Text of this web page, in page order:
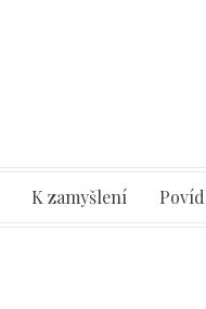
K zamyšlení